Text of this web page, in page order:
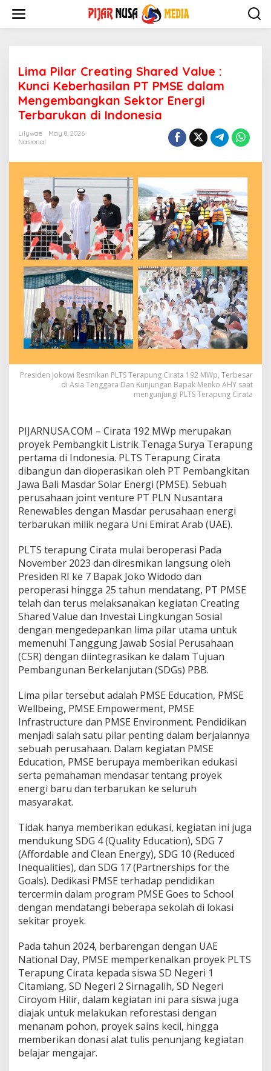
content
Lima Pilar Creating Shared Value :
Kunci Keberhasilan PT PMSE dalam
Mengembangkan Sektor Energi
Terbarukan di Indonesia
Lilywae
May 8, 2026
Nasional
Presiden Jokowi Resmikan PLTS Terapung Cirata 192 MWp, Terbesar
di Asia Tenggara Dan Kunjungan Bapak Menko AHY saat
mengunjungi PLTS Terapung Cirata
PIJARNUSA.COM – Cirata 192 MWp merupakan
proyek Pembangkit Listrik Tenaga Surya Terapung
pertama di Indonesia. PLTS Terapung Cirata
dibangun dan dioperasikan oleh PT Pembangkitan
Jawa Bali Masdar Solar Energi (PMSE). Sebuah
perusahaan joint venture PT PLN Nusantara
Renewables dengan Masdar perusahaan energi
terbarukan milik negara Uni Emirat Arab (UAE).
PLTS terapung Cirata mulai beroperasi Pada
November 2023 dan diresmikan langsung oleh
Presiden RI ke 7 Bapak Joko Widodo dan
peroperasi hingga 25 tahun mendatang, PT PMSE
telah dan terus melaksanakan kegiatan Creating
Shared Value dan Investai Lingkungan Sosial
dengan mengedepankan lima pilar utama untuk
memenuhi Tanggung Jawab Sosial Perusahaan
(CSR) dengan diintegrasikan ke dalam Tujuan
Pembangunan Berkelanjutan (SDGs) PBB.
Lima pilar tersebut adalah PMSE Education, PMSE
Wellbeing, PMSE Empowerment, PMSE
Infrastructure dan PMSE Environment. Pendidikan
menjadi salah satu pilar penting dalam berjalannya
sebuah perusahaan. Dalam kegiatan PMSE
Education, PMSE berupaya memberikan edukasi
serta pemahaman mendasar tentang proyek
energi baru dan terbarukan ke seluruh
masyarakat.
Tidak hanya memberikan edukasi, kegiatan ini juga
mendukung SDG 4 (Quality Education), SDG 7
(Affordable and Clean Energy), SDG 10 (Reduced
Inequalities), dan SDG 17 (Partnerships for the
Goals). Dedikasi PMSE terhadap pendidikan
tercermin dalam program PMSE Goes to School
dengan mendatangi beberapa sekolah di lokasi
sekitar proyek.
Pada tahun 2024, berbarengan dengan UAE
National Day, PMSE memperkenalkan proyek PLTS
Terapung Cirata kepada siswa SD Negeri 1
Citamiang, SD Negeri 2 Sirnagalih, SD Negeri
Ciroyom Hilir, dalam kegiatan ini para siswa juga
diajak untuk melakukan reforestasi dengan
menanam pohon, proyek sains kecil, hingga
memberikan donasi alat tulis penunjang kegiatan
belajar mengajar.